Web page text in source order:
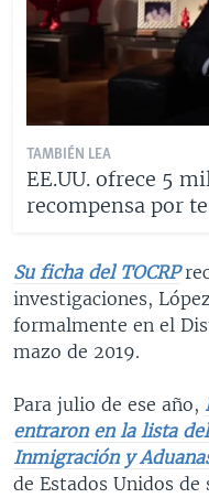
TAMBIÉN LEA
EE.UU. ofrece 5
recompensa por
Su ficha del TOCRP
investigaciones,
formalmente en el
mazo de 2019.
Para julio de ese año,
entraron en la lista
Inmigración y
de Estados Unidos de